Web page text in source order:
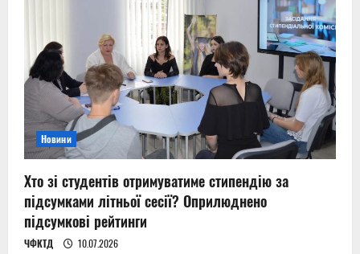
Новини
Хто зі студентів отримуватиме стипендію за
підсумками літньої сесії? Оприлюднено
підсумкові рейтинги
ЧФКТД 10.07.2026